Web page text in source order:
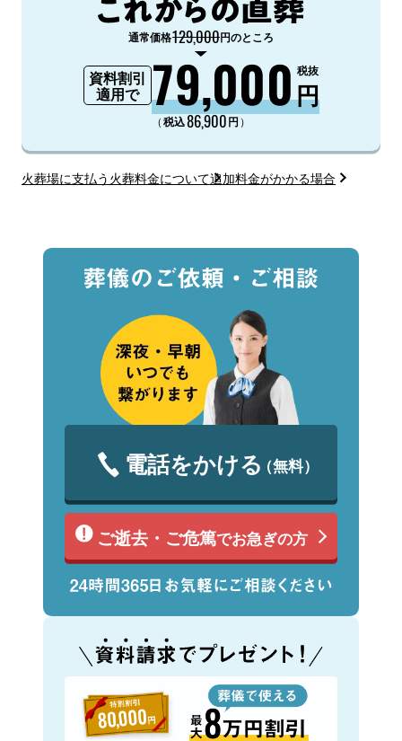
通常価格129,000円のところ
資料割引
適用で
79,000円
税抜
（税込86,900円 ）
火葬場に支払う火葬料金について追加料金がかかる場合
電話をかける（無料）
ご逝去・ご危篤でお急ぎの方